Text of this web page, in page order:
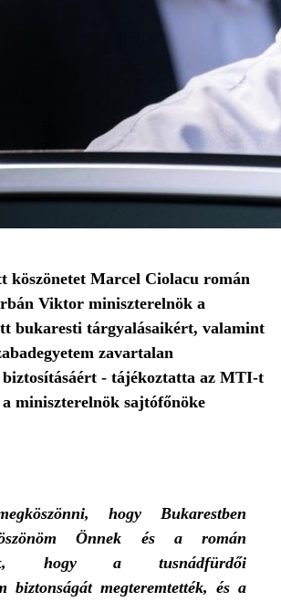
köszönetet Marcel Ciolacu román
Viktor miniszterelnök a
bukaresti tárgyalásaikért, valamint
zavartalan
- tájékoztatta az MTI-t
miniszterelnök sajtófőnöke
hogy Bukarestben
Önnek és a román
hogy a tusnádfürdői
biztonságát megteremtették, és a